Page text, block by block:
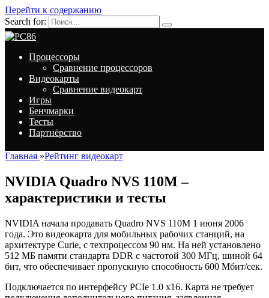
Перейти к содержанию
Search for:
Процессоры
Сравнение процессоров
Видеокарты
Сравнение видеокарт
Игры
Бенчмарки
Тесты
Партнёрство
Главная »Рейтинг видеокарт
NVIDIA Quadro NVS 110M –
характеристики и тесты
NVIDIA начала продавать Quadro NVS 110M 1 июня 2006
года. Это видеокарта для мобильных рабочих станций, на
архитектуре Curie, с техпроцессом 90 нм. На ней установлено
512 МБ памяти стандарта DDR с частотой 300 МГц, шиной 64
бит, что обеспечивает пропускную способность 600 Мбит/сек.
Подключается по интерфейсу PCIe 1.0 x16. Карта не требует